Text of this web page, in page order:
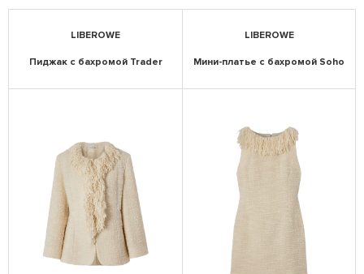
LIBEROWE
Пиджак с бахромой Trader
LIBEROWE
Мини-платье с бахромой Soho